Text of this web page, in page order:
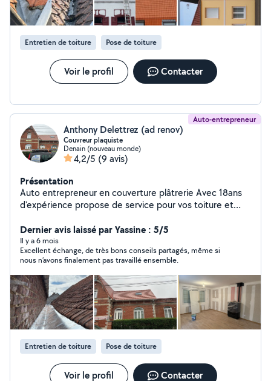
Entretien de toiture Pose de toiture
Voir le profil Contacter
Auto-entrepreneur
Anthony Delettrez (ad renov)
Couvreur plaquiste
Denain (nouveau monde)
4,2/5 (9 avis)
Présentation
Auto entrepreneur en couverture plâtrerie Avec 18ans
d'expérience propose de service pour vos toiture et
Dernier avis laissé par Yassine : 5/5
Il y a 6 mois
Excellent échange, de très bons conseils partagés, même si
nous n’avons finalement pas travaillé ensemble.
Entretien de toiture Pose de toiture
Voir le profil Contacter